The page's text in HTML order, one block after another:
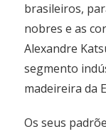
brasileiros,
nobres e as
Alexandre
segmento
madeireira da
Os seus